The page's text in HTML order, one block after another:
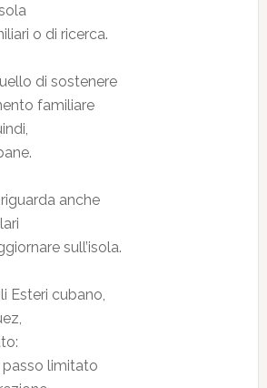
o di ricerca.
di sostenere
familiare
anche
sull’isola.
Esteri cubano,
passo limitato